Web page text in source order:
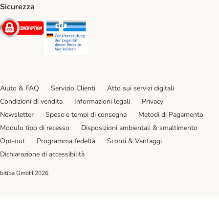
Sicurezza
Security
Aiuto & FAQ Servizio Clienti
Atto sui servizi digitali
Condizioni di vendita
Informazioni legali
Privacy
Newsletter
Spese e tempi di consegna
Metodi di Pagamento
Modulo tipo di recesso
Disposizioni ambientali & smaltimento
Opt-out
Programma fedeltà
Sconti & Vantaggi
Dichiarazione di accessibilità
bitiba GmbH 2026